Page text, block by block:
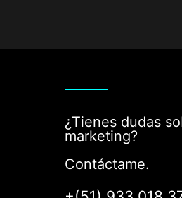
¿Tienes dudas
marketing?
Contáctame.